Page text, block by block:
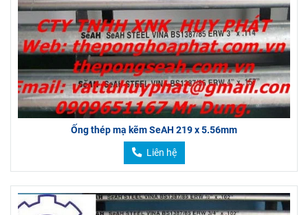
Ống thép mạ kẽm SeAH 219 x 5.56mm
Liên hệ